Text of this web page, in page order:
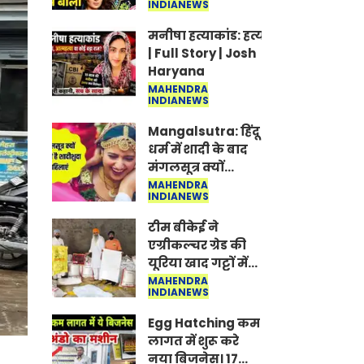
Jantar-Mantar |
CJP protest
INDIANEWS
मनीषा हत्याकांड: हत्या, आत्महत्या या
| Full Story | Josh
Haryana
MAHENDRA
INDIANEWS
Mangalsutra: हिंदू
धर्म में शादी के बाद
मंगलसूत्र क्यों
पहनती है महिलाएं,
किसने शुरु की ये
परंपरा
MAHENDRA
INDIANEWS
टीम बीकेई ने
एग्रीकल्चर ग्रेड की
यूरिया खाद गट्टों में
बदलकर टेक्निकल
ग्रेड में बेचने वालों पर
करवाई कार्रवाई:
लखविंदर सिंह
औलख
MAHENDRA
INDIANEWS
Egg Hatching कम
लागत में शुरू करे
नया बिजनेस। 17